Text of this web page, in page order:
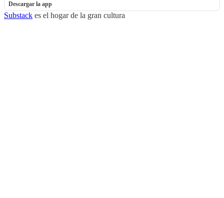
Descargar la app
Substack es el hogar de la gran cultura